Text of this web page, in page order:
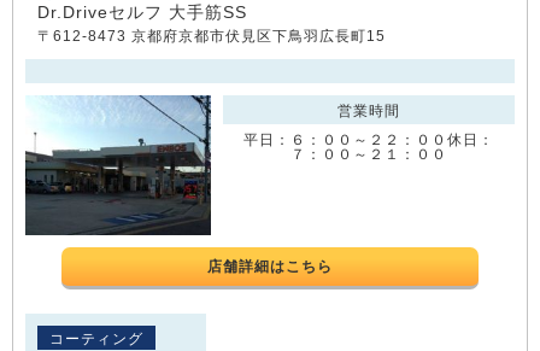
Dr.Driveセルフ 大手筋SS
〒612-8473 京都府京都市伏見区下鳥羽広長町15
営業時間
平日：６：００～２２：００休日：
７：００～２１：００
店舗詳細はこちら
コーティング